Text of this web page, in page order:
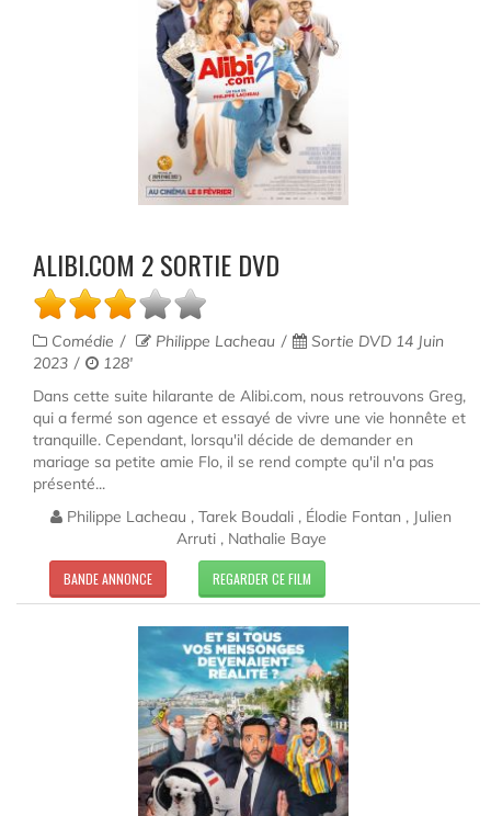
ALIBI.COM 2 SORTIE DVD
Comédie Philippe Lacheau
Sortie DVD 14 Juin
2023
128'
Dans cette suite hilarante de Alibi.com, nous retrouvons Greg,
qui a fermé son agence et essayé de vivre une vie honnête et
tranquille. Cependant, lorsqu'il décide de demander en
mariage sa petite amie Flo, il se rend compte qu'il n'a pas
présenté...
Philippe Lacheau , Tarek Boudali , Élodie Fontan , Julien
Arruti , Nathalie Baye
BANDE ANNONCE REGARDER CE FILM